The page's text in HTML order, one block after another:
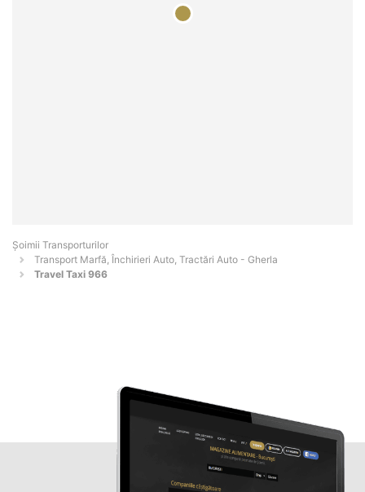
Șoimii Transporturilor
Transport Marfă, Închirieri Auto, Tractări Auto - Gherla
Travel Taxi 966